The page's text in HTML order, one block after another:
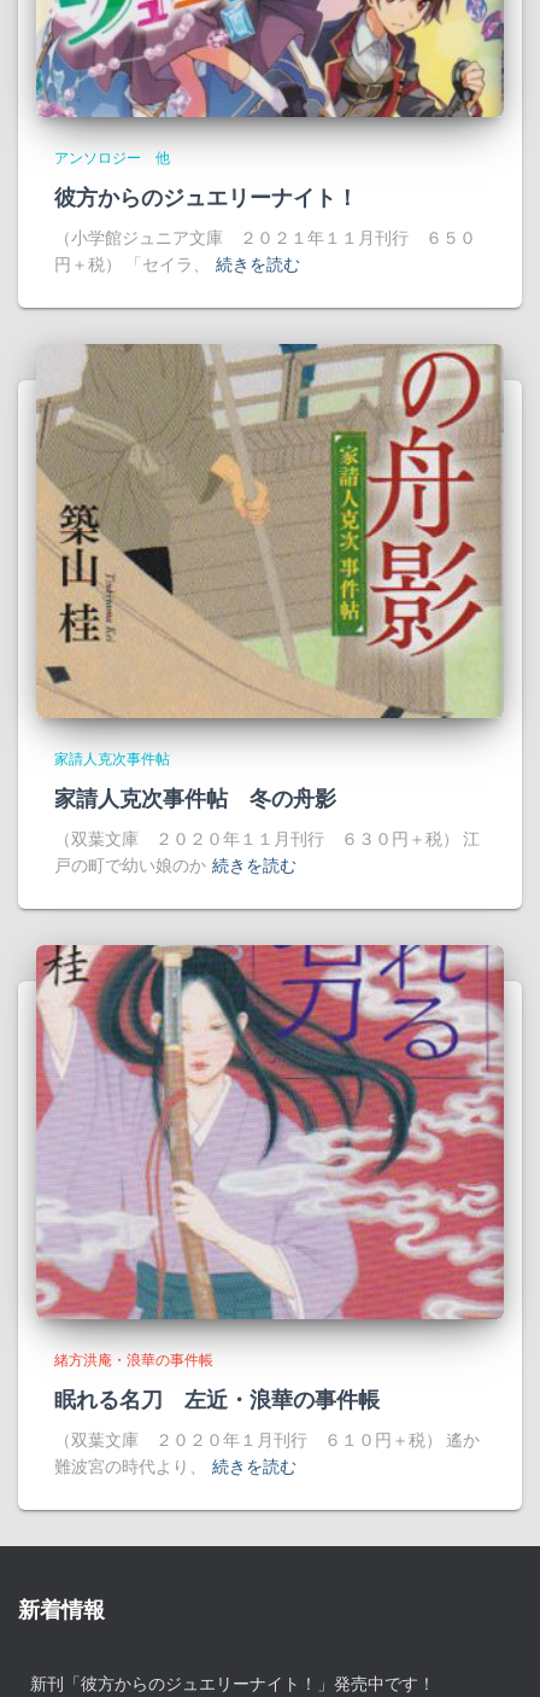
アンソロジー 他
彼方からのジュエリーナイト！
（小学館ジュニア文庫 ２０２１年１１月刊行 ６５０
円＋税） 「セイラ、
続きを読む
家請人克次事件帖
家請人克次事件帖 冬の舟影
（双葉文庫 ２０２０年１１月刊行 ６３０円＋税） 江
戸の町で幼い娘のか 続きを読む
緒方洪庵・浪華の事件帳
眠れる名刀 左近・浪華の事件帳
（双葉文庫 ２０２０年１月刊行 ６１０円＋税） 遙か
難波宮の時代より、
続きを読む
新着情報
新刊「彼方からのジュエリーナイト！」発売中です！